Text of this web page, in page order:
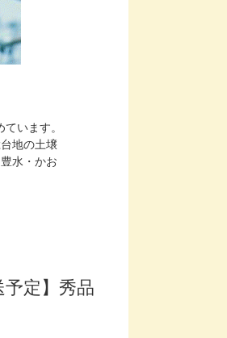
います。
地の土壌
水・かお
予定】秀品